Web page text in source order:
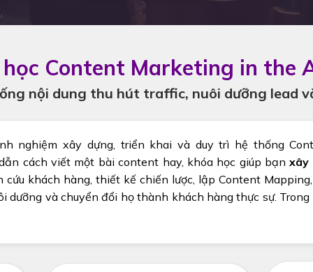
Content Marketing in the
nội dung thu hút traffic, nuôi dưỡng lead
nghiệm xây dựng, triển khai và duy trì hệ thống
cách viết một bài content hay, khóa học giúp bạn xây
cứu khách hàng, thiết kế chiến lược, lập Content
và chuyển đổi họ thành khách hàng thực sự.